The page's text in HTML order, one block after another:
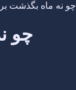
چو نه ماه بگذشت
چو